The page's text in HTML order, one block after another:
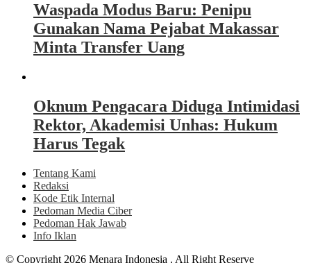
Waspada Modus Baru: Penipu
Gunakan Nama Pejabat Makassar
Minta Transfer Uang
Oknum Pengacara Diduga Intimidasi
Rektor, Akademisi Unhas: Hukum
Harus Tegak
Tentang Kami
Redaksi
Kode Etik Internal
Pedoman Media Ciber
Pedoman Hak Jawab
Info Iklan
© Copyright 2026 Menara Indonesia . All Right Reserve